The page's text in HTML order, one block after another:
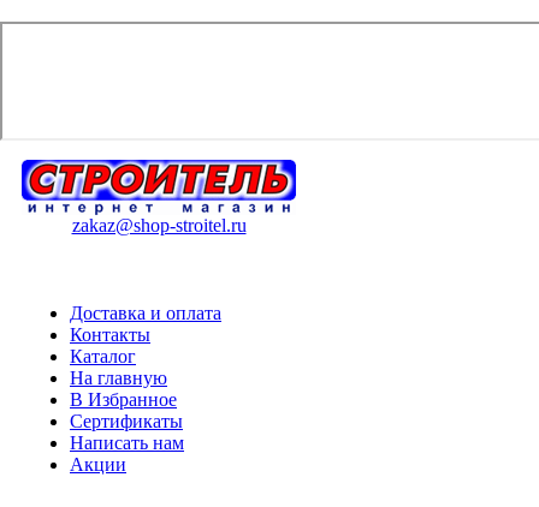
zakaz@shop-stroitel.ru
Доставка и оплата
Контакты
Каталог
На главную
В Избранное
Сертификаты
Написать нам
Акции